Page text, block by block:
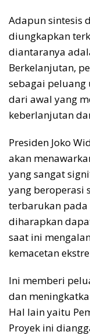
Adapun sintesis
diungkapkan
diantaranya
Berkelanjutan,
sebagai peluang
dari awal yang
keberlanjutan
Presiden Joko
akan
yang sangat
yang beroperasi
terbarukan pada
diharapkan
saat ini
kemacetan
Ini memberi
dan
Hal lain yaitu
Proyek ini